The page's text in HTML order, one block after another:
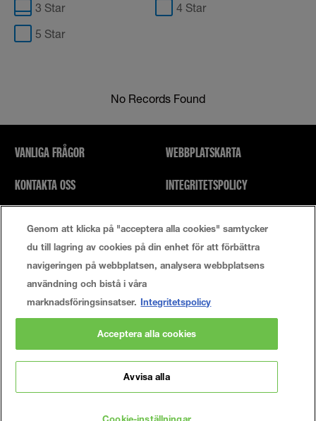
3 Star
4 Star
5 Star
No Records Found
VANLIGA FRÅGOR
KONTAKTA OSS
WEBBPLATSKARTA
INTEGRITETSPOLICY
Cookie-Inställningar
Den här webbplatsen är för konsumenter i USA. Cookies och relaterad teknik
MANUFACTURER/RESPONSIBLE PERSON:
Maybelline New York
14, RUE ROYALE 75008 PARIS
Genom att klicka på "acceptera alla cookies" samtycker
du till lagring av cookies på din enhet för att förbättra
navigeringen på webbplatsen, analysera webbplatsens
användning och bistå i våra
marknadsföringsinsatser. Integritetspolicy
Avvisa alla
Acceptera alla cookies